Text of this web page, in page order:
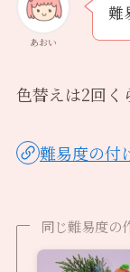
あおい
難
色替えは2回く
難易度の付
同じ難易度の